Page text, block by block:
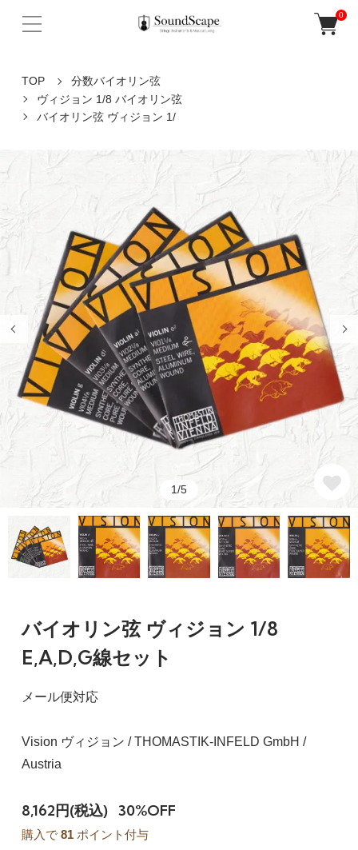
0
TOP
分数バイオリン弦
ヴィジョン 1/8 バイオリン弦
バイオリン弦 ヴィジョン 1/
1/5
バイオリン弦 ヴィジョン 1/8
E,A,D,G線セット
メール便対応
Vision ヴィジョン / THOMASTIK-INFELD GmbH /
Austria
8,162円(税込) 30%OFF
購入で 81ポイント付与